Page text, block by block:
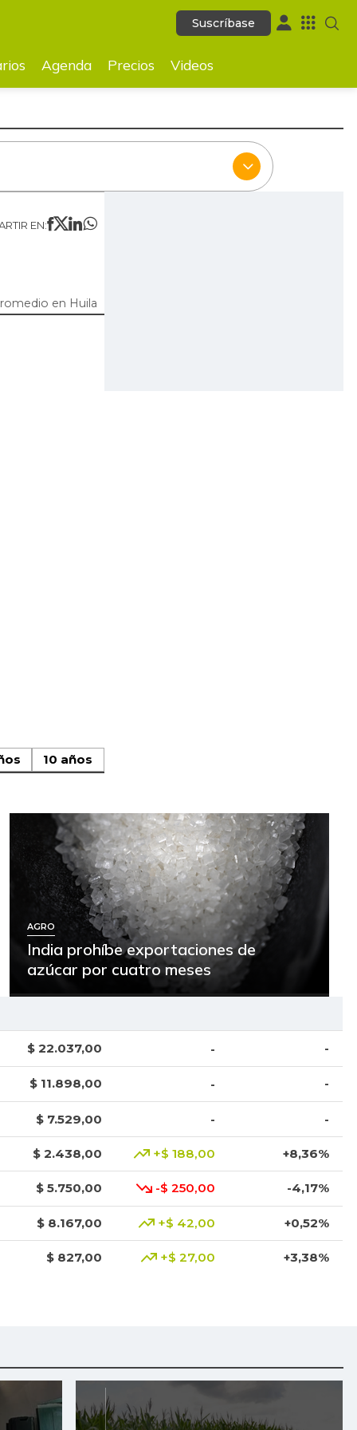
Suscríbase
Videos
Suscríbase
Agenda Precios Videos
EN:
en Huila
10 años
AGRO
India prohíbe exportaciones de
azúcar por cuatro meses
$ 22.037,00 - -
$ 11.898,00 - -
$ 7.529,00 - -
$ 2.438,00 +$ 188,00 +8,36%
$ 5.750,00 -$ 250,00 -4,17%
$ 8.167,00 +$ 42,00 +0,52%
$ 827,00 +$ 27,00 +3,38%
$ 1.950,00